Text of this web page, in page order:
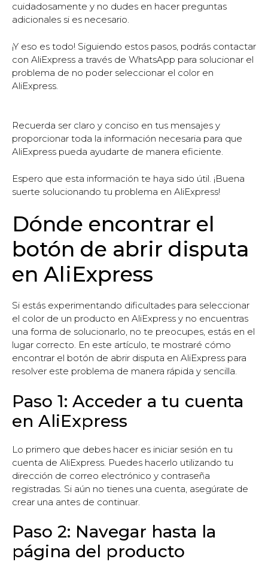
cuidadosamente y no dudes en hacer preguntas
adicionales si es necesario.
¡Y eso es todo! Siguiendo estos pasos, podrás contactar
con AliExpress a través de WhatsApp para solucionar el
problema de no poder seleccionar el color en
AliExpress.
Recuerda ser claro y conciso en tus mensajes y
proporcionar toda la información necesaria para que
AliExpress pueda ayudarte de manera eficiente.
Espero que esta información te haya sido útil. ¡Buena
suerte solucionando tu problema en AliExpress!
Dónde encontrar el
botón de abrir disputa
en AliExpress
Si estás experimentando dificultades para seleccionar
el color de un producto en AliExpress y no encuentras
una forma de solucionarlo, no te preocupes, estás en el
lugar correcto. En este artículo, te mostraré cómo
encontrar el botón de abrir disputa en AliExpress para
resolver este problema de manera rápida y sencilla.
Paso 1: Acceder a tu cuenta
en AliExpress
Lo primero que debes hacer es iniciar sesión en tu
cuenta de AliExpress. Puedes hacerlo utilizando tu
dirección de correo electrónico y contraseña
registradas. Si aún no tienes una cuenta, asegúrate de
crear una antes de continuar.
Paso 2: Navegar hasta la
página del producto